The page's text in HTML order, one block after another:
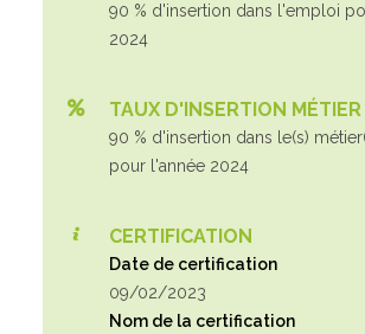
90 % d'insertion dans l'emploi
2024
TAUX D'INSERTION MÉTIER
90 % d'insertion dans le(s)
pour l'année 2024
CERTIFICATION
Date de certification
09/02/2023
Nom de la certification